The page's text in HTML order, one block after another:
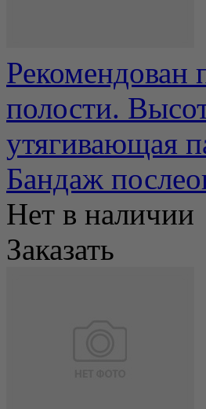
Рекомендован
полости.
утягивающая
Бандаж
Нет в наличии
Заказать